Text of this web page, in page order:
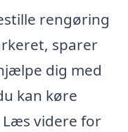
rengøring
sparer
dig med
kan køre
videre for